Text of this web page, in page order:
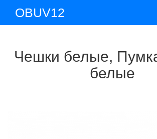
OBUV12
Чешки белые,
белые